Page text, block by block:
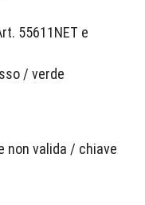
55611NET e
/ verde
non valida / chiave